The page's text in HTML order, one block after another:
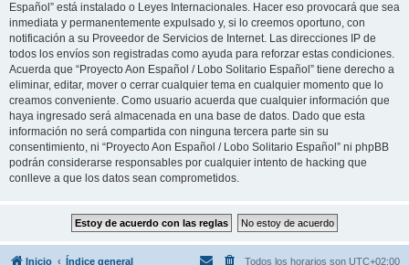
Español” está instalado o Leyes Internacionales. Hacer eso provocará que sea
inmediata y permanentemente expulsado y, si lo creemos oportuno, con
notificación a su Proveedor de Servicios de Internet. Las direcciones IP de
todos los envíos son registradas como ayuda para reforzar estas condiciones.
Acuerda que “Proyecto Aon Español / Lobo Solitario Español” tiene derecho a
eliminar, editar, mover o cerrar cualquier tema en cualquier momento que lo
creamos conveniente. Como usuario acuerda que cualquier información que
haya ingresado será almacenada en una base de datos. Dado que esta
información no será compartida con ninguna tercera parte sin su
consentimiento, ni “Proyecto Aon Español / Lobo Solitario Español” ni phpBB
podrán considerarse responsables por cualquier intento de hacking que
conlleve a que los datos sean comprometidos.
Inicio Índice general Todos los horarios son UTC+02:00